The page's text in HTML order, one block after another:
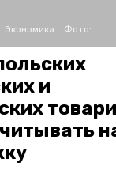
Экономика Фото:
и